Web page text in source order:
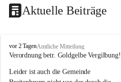
Aktuelle Beiträge
B
r
i
vor 2 TagenAmtliche Mitteilung
Verordnung betr. Goldgelbe Vergilbung!
Leider ist auch die Gemeinde